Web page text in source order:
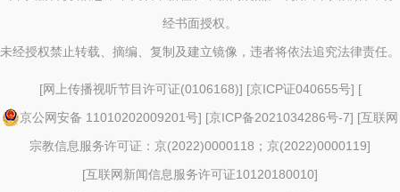
经书面授权。
未经授权禁止转载、摘编、复制及建立镜像，违者将依法追究法律责任。
[网上传播视听节目许可证(0106168)] [京ICP证040655号] [
京公网安备 11010202009201号] [京ICP备2021034286号-7] [互联网
宗教信息服务许可证：京(2022)0000118；京(2022)0000119]
[互联网新闻信息服务许可证10120180010]